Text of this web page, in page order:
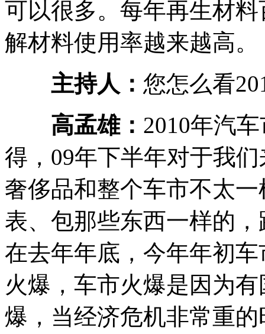
可以很多。每年再生材
解材料使用率越来越高。
主持人： 您怎么看
高孟雄： 2010年汽
得，09年下半年对于我
奢侈品和整个车市不太
表、包那些东西一样的
在去年年底，今年年初
火爆，车市火爆是因为
爆，当经济危机非常重